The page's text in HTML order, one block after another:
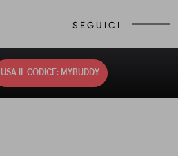
SEGUICI
USA IL CODICE: MYBUDDY